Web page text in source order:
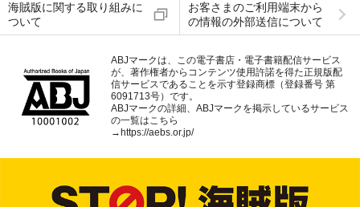
海賊版に関する取り組みに
ついて
お客さまのご利用端末から
の情報の外部送信について
ABJマークは、この電子書店・電子書籍配信サービス
が、著作権者からコンテンツ使用許諾を得た正規版配
信サービスであることを示す登録商標（登録番号 第
6091713号）です。
ABJマークの詳細、ABJマークを掲示しているサービス
の一覧はこちら
→ https://aebs.or.jp/